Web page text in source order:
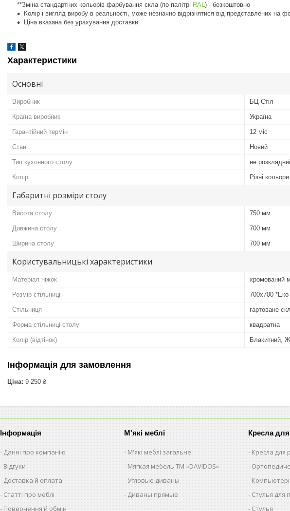
**Зміна стандартних кольорів фарбування скла (по палітрі RAL ) - безкоштовно
Колір і вигляд виробу в реальності, може незначно відрізнятися від представлених на
Ціна вказана без урахування доставки
Характеристики
Основні
Виробник БЦ-Стіл
Країна виробник Україна
Гарантійний термін 12 міс
Стан Новий
Тип кухонного столу не
Колір Різні кольори
Габаритні розміри столу
Висота столу 750 мм
Довжина столу 700 мм
Ширина столу 700 мм
Користувальницькі характеристики
Матеріал ніжок хромований
Розмір стільниці 700х700
Стільниця гартоване
Форма стільниці столу квадратна
Колір (відтінок) Блакитний,
Інформація для замовлення
Ціна: 9 250 ₴
Інформація
Данні про компанію
Відгуки
Доставка й оплата
Статті про меблі
Повернення й обмін
М'які меблі
М'які меблі загальне
Мягкая мебель ТМ «DAVIDOS»
Угловые диваны
Диваны прямые
Кресла
Кресла для
Стулья для
Стулья